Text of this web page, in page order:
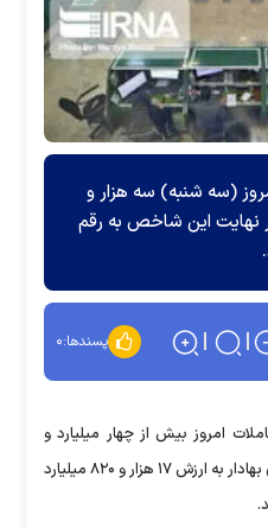
(سه شنبه) سه هزار و
نهایت این شاخص به رقم
پسندها:۰
امروز بیش از چهار میلیارد و
۸۵۵ میلیون سهم، حق تقدم و اوراق بهادار به ارزش ۱۷ هزار و ۸۲۰ میلیارد